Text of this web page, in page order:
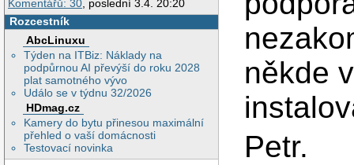
Komentářů: 30 , poslední 3.4. 20:20
Rozcestník
AbcLinuxu
Týden na ITBiz: Náklady na
podpůrnou AI převýší do roku 2028
plat samotného vývo
Událo se v týdnu 32/2026
HDmag.cz
Kamery do bytu přinesou maximální
přehled o vaší domácnosti
Testovací novinka
někde
Petr.